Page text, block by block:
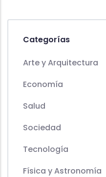
Categorías
Arte y Arquitectura
Economía
Salud
Sociedad
Tecnología
Física y Astronomía